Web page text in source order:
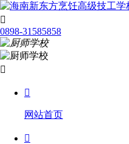

0898-31585858


网站首页
